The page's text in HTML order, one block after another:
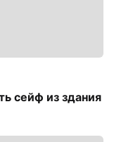
сейф из здания